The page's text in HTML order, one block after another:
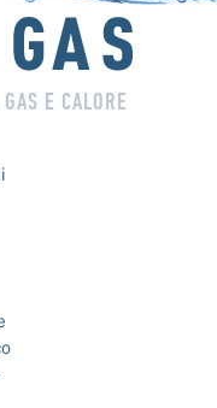
E CALORE